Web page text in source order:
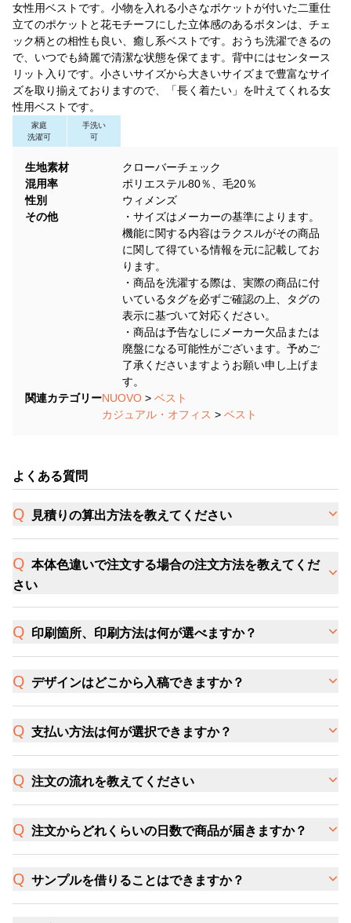
女性用ベストです。小物を入れる小さなポケットが付いた二重仕
立てのポケットと花モチーフにした立体感のあるボタンは、チェ
ック柄との相性も良い、癒し系ベストです。おうち洗濯できるの
で、いつでも綺麗で清潔な状態を保てます。背中にはセンタース
リット入りです。小さいサイズから大きいサイズまで豊富なサイ
ズを取り揃えておりますので、「長く着たい」を叶えてくれる女
性用ベストです。
家庭
洗濯可
手洗い
可
生地素材
クローバーチェック
混用率
ポリエステル80％、毛20％
性別
ウィメンズ
その他
・サイズはメーカーの基準によります。
機能に関する内容はラクスルがその商品
に関して得ている情報を元に記載してお
ります。
・商品を洗濯する際は、実際の商品に付
いているタグを必ずご確認の上、タグの
表示に基づいて対応ください。
・商品は予告なしにメーカー欠品または
廃盤になる可能性がございます。予めご
了承くださいますようお願い申し上げま
す。
関連カテゴリーNUOVO > ベスト
カジュアル・オフィス > ベスト
よくある質問
見積りの算出方法を教えてください
本体色違いで注文する場合の注文方法を教えてくだ
さい
印刷箇所、印刷方法は何が選べますか？
デザインはどこから入稿できますか？
支払い方法は何が選択できますか？
注文の流れを教えてください
注文からどれくらいの日数で商品が届きますか？
サンプルを借りることはできますか？